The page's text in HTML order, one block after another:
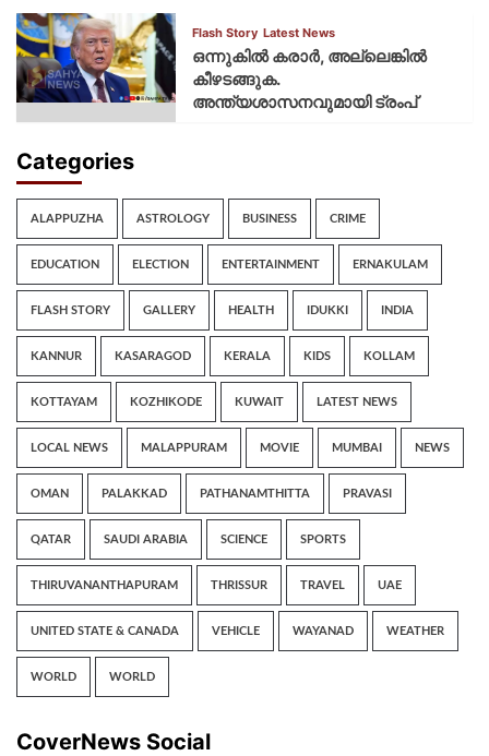
Flash Story Latest News
ഒന്നുകില്‍ കരാര്‍, അല്ലെങ്കില്‍
കീഴടങ്ങുക.
അന്ത്യശാസനവുമായി ട്രംപ്
Categories
ALAPPUZHA ASTROLOGY BUSINESS CRIME
EDUCATION ELECTION ENTERTAINMENT ERNAKULAM
FLASH STORY GALLERY HEALTH IDUKKI INDIA
KANNUR KASARAGOD KERALA KIDS KOLLAM
KOTTAYAM KOZHIKODE KUWAIT LATEST NEWS
LOCAL NEWS MALAPPURAM MOVIE MUMBAI NEWS
OMAN PALAKKAD PATHANAMTHITTA PRAVASI
QATAR SAUDI ARABIA SCIENCE SPORTS
THIRUVANANTHAPURAM THRISSUR TRAVEL UAE
UNITED STATE & CANADA VEHICLE WAYANAD WEATHER
WORLD WORLD
CoverNews Social